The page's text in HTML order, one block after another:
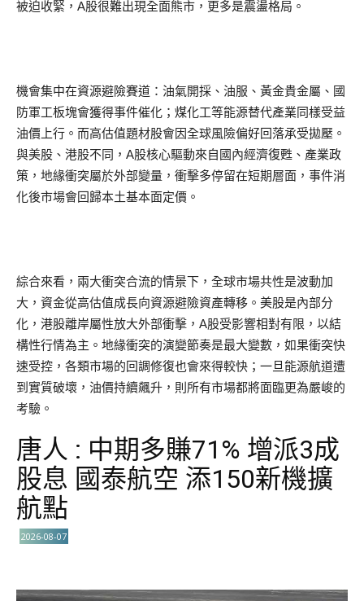
被迫收緊，A股很難出現全面熊市，更多是震盪格局。
機會集中在資源避險賽道：油氣開採、油服、黃金貴金屬、國
防軍工板塊會獲得事件催化；煤化工等能源替代產業同樣受益
油價上行。而高估值題材股會因全球風險偏好回落承受拋壓。
與美股、港股不同，A股核心驅動來自國內經濟復甦、產業政
策，地緣衝突屬於外部變量，衝擊多停留在短期層面，事件消
化後市場會回歸本土基本面定價。
綜合來看，兩大衝突合流的情景下，全球市場共性是波動加
大，資金從高估值成長向資源避險資產轉移。美股是內部分
化，港股離岸屬性放大外部衝擊，A股受影響相對有限，以結
構性行情為主。地緣衝突的演變節奏是最大變數，如果衝突快
速受控，各類市場的回調修復也會來得較快；一旦能源航道遭
到實質破壞，油價持續飆升，則所有市場都將面臨更為嚴峻的
考驗。
唐人 : 中期多賺71% 增派3成
股息 國泰航空 添150新機擴
航點
2026-08-07